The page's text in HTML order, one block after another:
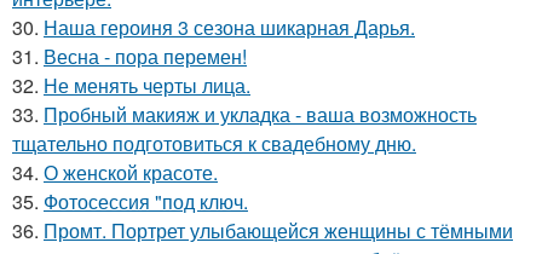
30. Наша героиня 3 сезона шикарная Дарья.
31. Весна - пора перемен!
32. Не менять черты лица.
33. Пробный макияж и укладка - ваша возможность
тщательно подготовиться к свадебному дню.
34. О женской красоте.
35. Фотосессия "под ключ.
36. Промт. Портрет улыбающейся женщины с тёмными